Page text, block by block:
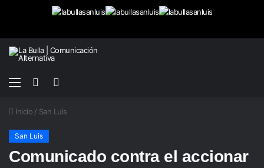
Menú
Buscar
Inicio / San Luis
San Luis
Comunicado contra el accionar